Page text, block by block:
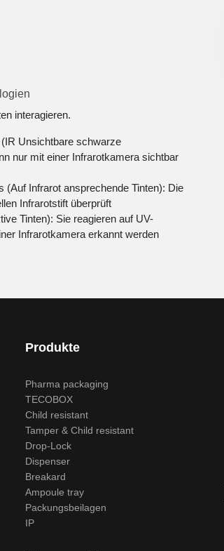
interagieren.
Unsichtbare schwarze
nur mit einer Infrarotkamera sichtbar
(Auf Infrarot ansprechende Tinten): Die
Infrarotstift überprüft
Tinten): Sie reagieren auf UV-
Infrarotkamera erkannt werden
Produkte
Pharma packaging
TECOBOX
Child resistant
Tamper & Child resistant
Drop-Lock
Dispenser
Breakard
Ampoule tray
Packungsbeilagen
IP